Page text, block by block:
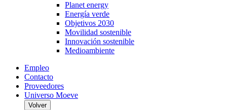
Planet energy
Energía verde
Objetivos 2030
Movilidad sostenible
Innovación sostenible
Medioambiente
Empleo
Contacto
Proveedores
Universo Moeve
Volver